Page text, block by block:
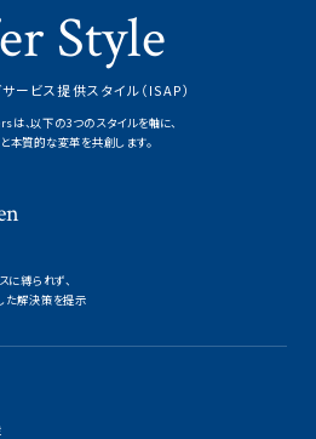
Style
ービス提供スタイル（ISAP）
、以下の3つのスタイルを軸に、
本質的な変革を共創します。
縛られず、
た解決策を提示